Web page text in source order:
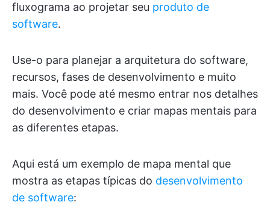
fluxograma ao projetar seu produto de
software.
Use-o para planejar a arquitetura do software,
recursos, fases de desenvolvimento e muito
mais. Você pode até mesmo entrar nos detalhes
do desenvolvimento e criar mapas mentais para
as diferentes etapas.
Aqui está um exemplo de mapa mental que
mostra as etapas típicas do desenvolvimento
de software: